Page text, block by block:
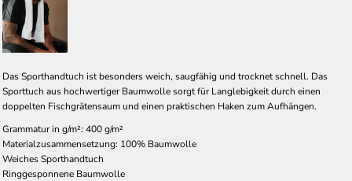
Das Sporthandtuch ist besonders weich, saugfähig und trocknet schnell. Das
Sporttuch aus hochwertiger Baumwolle sorgt für Langlebigkeit durch einen
doppelten Fischgrätensaum und einen praktischen Haken zum Aufhängen.
Grammatur in g/m²: 400 g/m²
Materialzusammensetzung: 100% Baumwolle
Weiches Sporthandtuch
Ringgesponnene Baumwolle